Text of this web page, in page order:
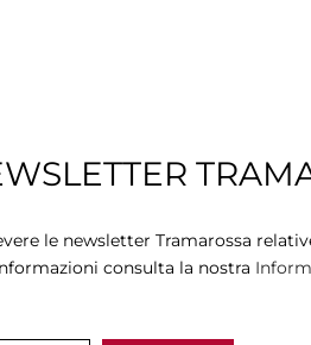
le newsletter Tramarossa
consulta la nostra